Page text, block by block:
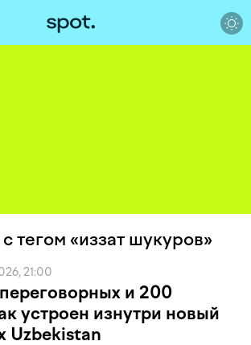
тегом «иззат шукуров»
21:00
и 200
устроен изнутри новый
Uzbekistan